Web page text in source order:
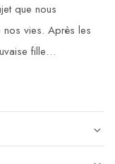
que nous
nos vies. Après les
fille…